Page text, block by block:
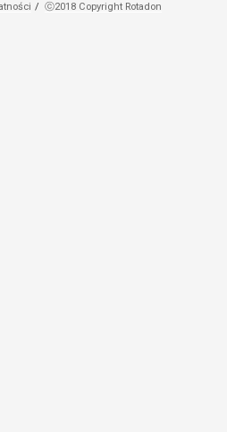
ⓒ2018 Copyright Rotadon